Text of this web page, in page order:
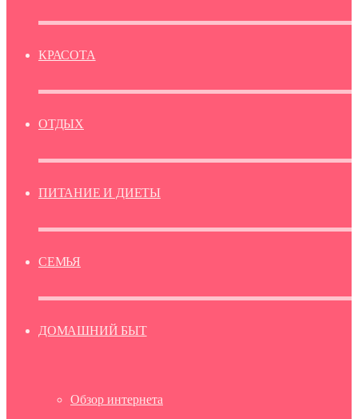
КРАСОТА
ОТДЫХ
ПИТАНИЕ И ДИЕТЫ
СЕМЬЯ
ДОМАШНИЙ БЫТ
Обзор интернета